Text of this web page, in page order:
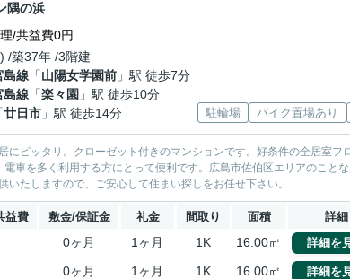
隅の浜
/共益費0円
/築37年 /3階建
島線 「山陽女学園前 」駅 徒歩7分
島線 「楽々園 」駅 徒歩10分
廿日市 」駅 徒歩14分 駐輪場 バイク置場あり
にピッタリ。クローゼット付きのマンションです。好条件の全居室フ
車を多く利用する方にとって便利です。広島市佐伯区エリアのこと
たしますので、ご安心して住まい探しをお任せ下さい。
益費 敷金/保証金 礼金 間取り 面積 詳細
0ヶ月 1ヶ月 1K 16.00㎡ 詳細を
0ヶ月 1ヶ月 1K 16.00㎡ 詳細を